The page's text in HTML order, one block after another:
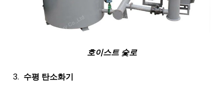
호이스트 숯로
수평 탄소화기